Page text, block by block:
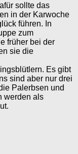
sollte das
in der Karwoche
führen. In
zum
früher bei der
sie die
Es gibt
sind aber nur drei
Palerbsen und
werden als